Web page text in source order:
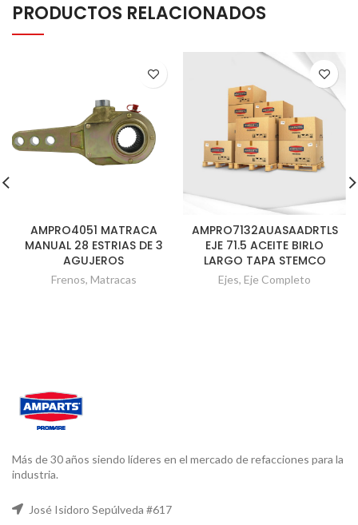
PRODUCTOS RELACIONADOS
AMPRO4051 MATRACA
MANUAL 28 ESTRIAS DE 3
AGUJEROS
Frenos, Matracas
AMPRO7132AUASAADRTLS
EJE 71.5 ACEITE BIRLO
LARGO TAPA STEMCO
Ejes, Eje Completo
Más de 30 años siendo líderes en el mercado de refacciones para la
industria.
José Isidoro Sepúlveda #617